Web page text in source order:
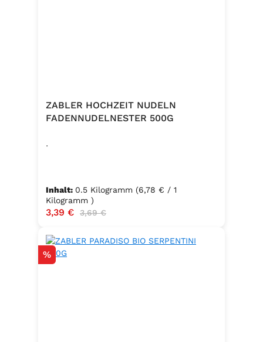
ZABLER HOCHZEIT NUDELN
FADENNUDELNESTER 500G
.
Inhalt: 0.5 Kilogramm (6,78 € / 1
Kilogramm )
Verkaufspreis:
3,39 € Regulärer Preis:
3,69 €
Rabatt
%